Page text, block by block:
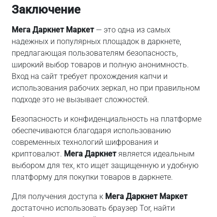
Заключение
Мега Даркнет Маркет— это одна из самых
надежных и популярных площадок в даркнете,
предлагающая пользователям безопасность,
широкий выбор товаров и полную анонимность.
Вход на сайт требует прохождения капчи и
использования рабочих зеркал, но при правильном
подходе это не вызывает сложностей.
Безопасность и конфиденциальность на платформе
обеспечиваются благодаря использованию
современных технологий шифрования и
криптовалют. Мега Даркнетявляется идеальным
выбором для тех, кто ищет защищенную и удобную
платформу для покупки товаров в даркнете.
Для получения доступа к Мега Даркнет Маркет
достаточно использовать браузер Tor, найти